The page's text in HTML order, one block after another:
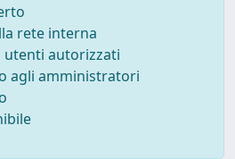
rete interna
autorizzati
agli amministratori